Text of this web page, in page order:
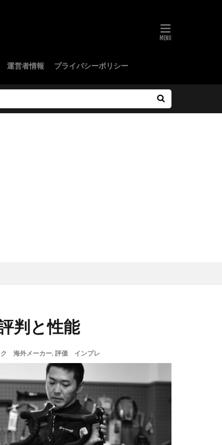
運営者情報 プライバシーポリシー
判と性能
ク 海外メーカー, 評価 インプレ